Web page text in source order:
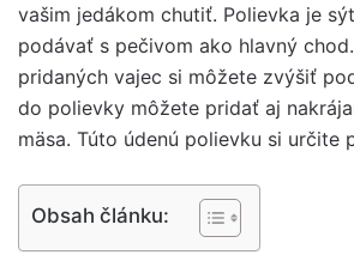
vašim jedákom chutiť. Polievka je
podávať s pečivom ako hlavný
pridaných vajec si môžete zvýšiť
do polievky môžete pridať aj
mäsa. Túto údenú polievku si určite
Obsah článku: